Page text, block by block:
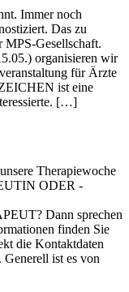
Immer noch
Das zu
MPS-Gesellschaft.
organisieren wir
für Ärzte
ist eine
[…]
Therapiewoche
ODER -
Dann sprechen
finden Sie
die Kontaktdaten
Generell ist es von